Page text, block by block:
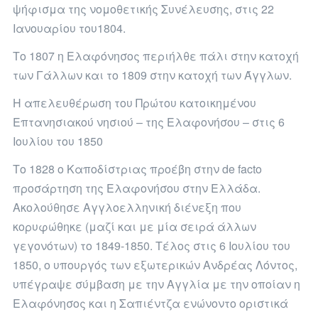
ψήφισμα της νομοθετικής Συνέλευσης, στις 22
Ιανουαρίου του1804.
Το 1807 η Ελαφόνησος περιήλθε πάλι στην κατοχή
των Γάλλων και το 1809 στην κατοχή των Άγγλων.
Η απελευθέρωση του Πρώτου κατοικημένου
Επτανησιακού νησιού – της Ελαφονήσου – στις 6
Ιουλίου του 1850
Το 1828 ο Καποδίστριας προέβη στην de facto
προσάρτηση της Ελαφονήσου στην Ελλάδα.
Ακολούθησε Αγγλοελληνική διένεξη που
κορυφώθηκε (μαζί και με μία σειρά άλλων
γεγονότων) το 1849-1850. Τέλος στις 6 Ιουλίου του
1850, ο υπουργός των εξωτερικών Ανδρέας Λόντος,
υπέγραψε σύμβαση με την Αγγλία με την οποίαν η
Ελαφόνησος και η Σαπιέντζα ενώνοντο οριστικά